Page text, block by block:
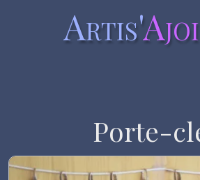
Artis'
MES CRÉATIONS ▼
CONTACT
Porte-